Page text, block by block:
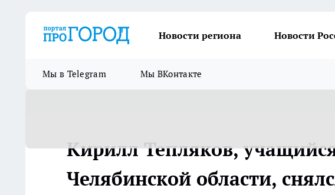
Новости региона Новости
Мы в Telegram Мы ВКонтакте
Кирилл Тепляков,
Челябинской области,